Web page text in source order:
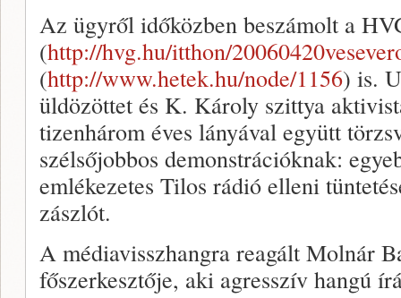
Az ügyről időközben beszámolt a
(http://hvg.hu/itthon/
(http://www.hetek.hu/node/1156) is.
üldözöttet és K. Károly szittya
tizenhárom éves lányával együtt
szélsőjobbos demonstrációknak:
emlékezetes Tilos rádió elleni
zászlót.
A médiavisszhangra reagált Molnár
főszerkesztője, aki agresszív hangú